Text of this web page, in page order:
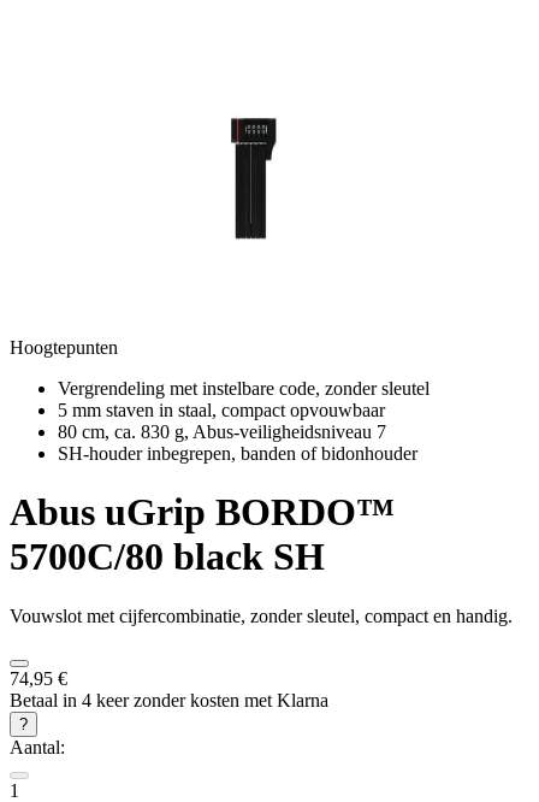
Hoogtepunten
Vergrendeling met instelbare code, zonder sleutel
5 mm staven in staal, compact opvouwbaar
80 cm, ca. 830 g, Abus-veiligheidsniveau 7
SH-houder inbegrepen, banden of bidonhouder
Abus uGrip BORDO™
5700C/80 black SH
Vouwslot met cijfercombinatie, zonder sleutel, compact en handig.
74,95 €
Betaal in 4 keer zonder kosten met Klarna
?
Aantal:
1